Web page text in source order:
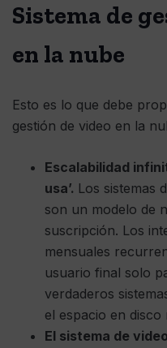
Sistema de
en la nube
Esto es lo que debe
gestión de video en la
Escalabilidad
usa’. Los sistemas
son un modelo de
suscripción. Los
mensuales
usuario final solo
verdaderos
el espacio en disco
El sistema de